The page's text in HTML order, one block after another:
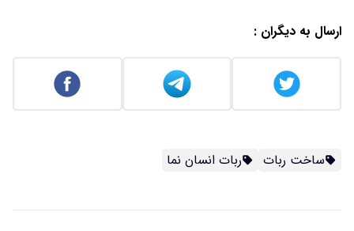
ارسال به دیگران :
ساخت ربات ربات انسان نما